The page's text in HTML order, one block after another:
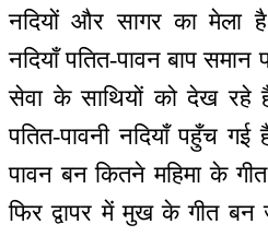
नदियों और सागर का मेला
नदियाँ पतित-पावन बाप
सेवा के साथियों को देख
पतित-पावनी नदियाँ पहुँच
पावन बन कितने महिमा के
फिर द्वापर में मुख के गीत बन